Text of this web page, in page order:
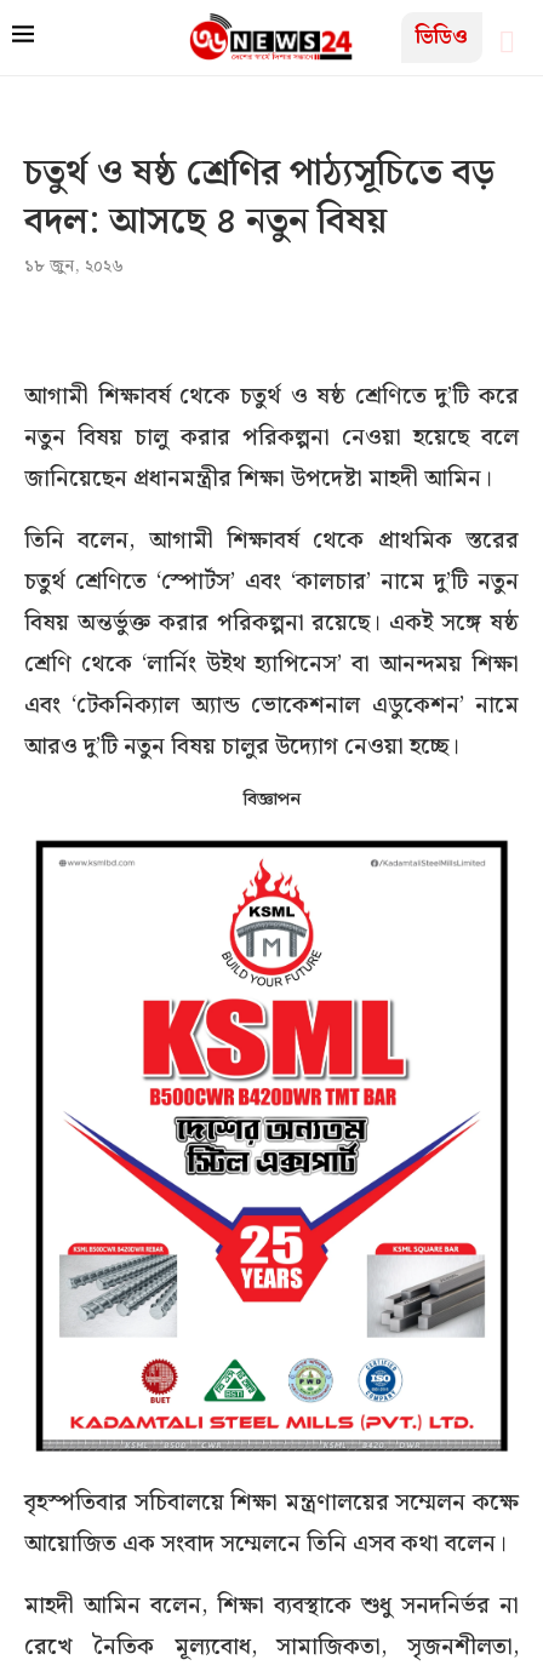
ভিডিও
চতুর্থ ও ষষ্ঠ শ্রেণির পাঠ্যসূচিতে বড়
বদল: আসছে ৪ নতুন বিষয়
১৮ জুন, ২০২৬
আগামী শিক্ষাবর্ষ থেকে চতুর্থ ও ষষ্ঠ শ্রেণিতে দু’টি করে
নতুন বিষয় চালু করার পরিকল্পনা নেওয়া হয়েছে বলে
জানিয়েছেন প্রধানমন্ত্রীর শিক্ষা উপদেষ্টা মাহদী আমিন।
তিনি বলেন, আগামী শিক্ষাবর্ষ থেকে প্রাথমিক স্তরের
চতুর্থ শ্রেণিতে ‘স্পোর্টস’ এবং ‘কালচার’ নামে দু’টি নতুন
বিষয় অন্তর্ভুক্ত করার পরিকল্পনা রয়েছে। একই সঙ্গে ষষ্ঠ
শ্রেণি থেকে ‘লার্নিং উইথ হ্যাপিনেস’ বা আনন্দময় শিক্ষা
এবং ‘টেকনিক্যাল অ্যান্ড ভোকেশনাল এডুকেশন’ নামে
আরও দু’টি নতুন বিষয় চালুর উদ্যোগ নেওয়া হচ্ছে।
বিজ্ঞাপন
বৃহস্পতিবার সচিবালয়ে শিক্ষা মন্ত্রণালয়ের সম্মেলন কক্ষে
আয়োজিত এক সংবাদ সম্মেলনে তিনি এসব কথা বলেন।
মাহদী আমিন বলেন, শিক্ষা ব্যবস্থাকে শুধু সনদনির্ভর না
রেখে নৈতিক মূল্যবোধ, সামাজিকতা, সৃজনশীলতা,